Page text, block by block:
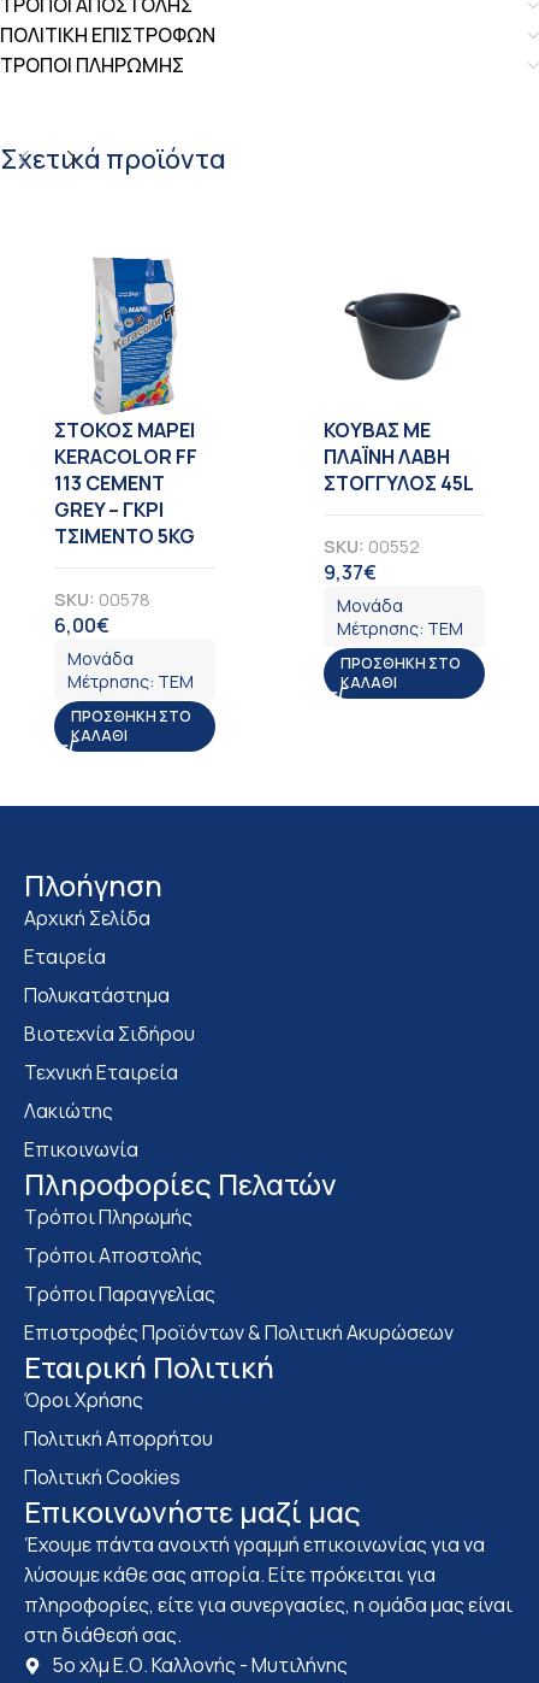
ΠΟΛΙΤΙΚΗ ΕΠΙΣΤΡΟΦΩΝ
ΤΡΟΠΟΙ ΠΛΗΡΩΜΗΣ
Σχετικά προϊόντα
ΣΤΟΚΟΣ MAPEI
KERACOLOR FF
113 CEMENT
GREY – ΓΚΡΙ
ΤΣΙΜΕΝΤΟ 5KG
SKU: 00578
6,00€
Μονάδα
Μέτρησης: ΤΕΜ
ΠΡΟΣΘΉΚΗ ΣΤΟ
ΚΑΛΆΘΙ
KOYBAΣ ΜΕ
ΠΛΑΪΝΗ ΛΑΒΗ
ΣΤΟΓΓΥΛΟΣ 45L
SKU: 00552
9,37€
Μονάδα
Μέτρησης: ΤΕΜ
ΠΡΟΣΘΉΚΗ ΣΤΟ
ΚΑΛΆΘΙ
Πλοήγηση
Αρχική Σελίδα
Εταιρεία
Πολυκατάστημα
Bιοτεχνία Σιδήρου
Τεχνική Εταιρεία
Λακιώτης
Επικοινωνία
Πληροφορίες Πελατών
Τρόποι Πληρωμής
Τρόποι Αποστολής
Τρόποι Παραγγελίας
Επιστροφές Προϊόντων & Πολιτική Ακυρώσεων
Eταιρική Πολιτική
Όροι Χρήσης
Πολιτική Απορρήτου
Πολιτική Cookies
Επικοινωνήστε μαζί μας
Έχουμε πάντα ανοιχτή γραμμή επικοινωνίας για να
λύσουμε κάθε σας απορία. Είτε πρόκειται για
πληροφορίες, είτε για συνεργασίες, η ομάδα μας είναι
στη διάθεσή σας.
5ο χλμ Ε.Ο. Καλλονής - Μυτιλήνης